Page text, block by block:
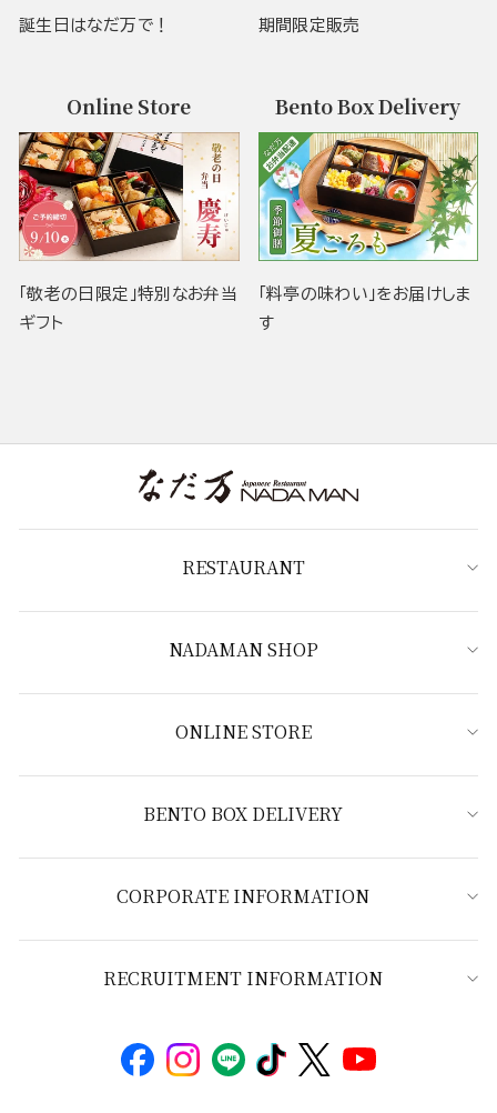
誕生日はなだ万で！ 期間限定販売
Online Store
「敬老の日限定」特別なお弁当
ギフト
Bento Box Delivery
「料亭の味わい」をお届けしま
す
RESTAURANT
NADAMAN SHOP
ONLINE STORE
BENTO BOX DELIVERY
CORPORATE INFORMATION
RECRUITMENT INFORMATION